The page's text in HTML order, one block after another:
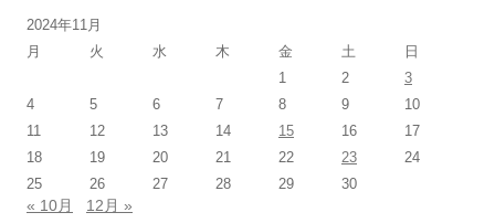
2024年11月
月
火 水 木 金 土
日
1
2
3
4
5 6 7 8 9
10
11
12 13 14 15 16
17
18
19 20 21 22 23
24
25
26 27 28 29 30
« 10月 12月 »